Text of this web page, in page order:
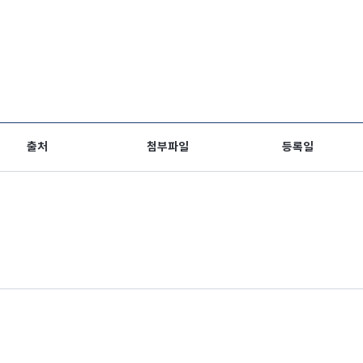
출처 첨부파일 등록일